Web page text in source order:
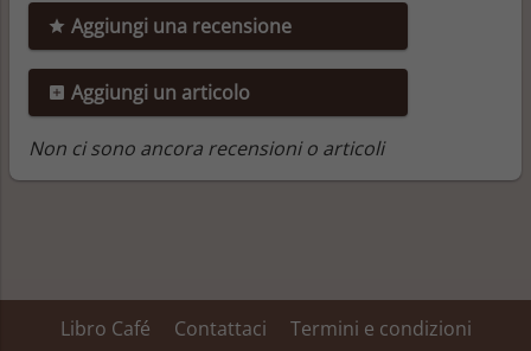
Aggiungi una recensione
Aggiungi un articolo
Non ci sono ancora recensioni o articoli
Libro Café Contattaci Termini e condizioni